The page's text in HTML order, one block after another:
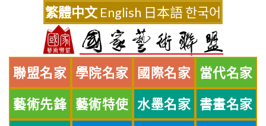
繁體中文 English 日本語한국어
聯盟名家 學院名家 國際名家 當代名家
藝術先鋒 藝術特使 水墨名家 書畫名家